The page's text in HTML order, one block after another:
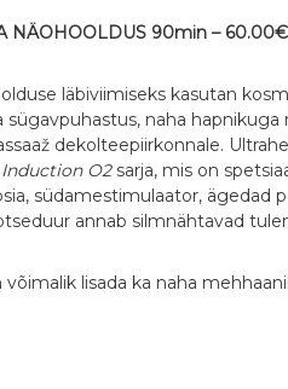
NÄOHOOLDUS 90min – 60.00€
läbiviimiseks kasutan
sügavpuhastus, naha
dekolteepiirkonnale.
O2sarja, mis on
südamestimulaator, ägedad
annab silmnähtavad
võimalik lisada ka naha